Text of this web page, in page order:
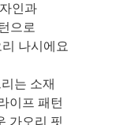
인과
으로
나시에요
는 소재
이프 패턴
가오리 핏